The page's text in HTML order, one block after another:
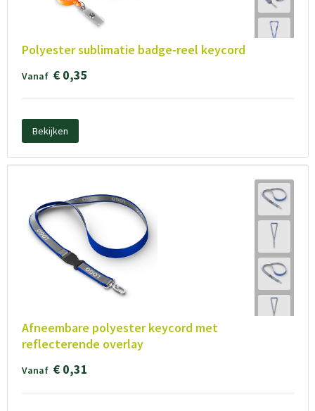
Polyester sublimatie badge‑reel keycord
Vanaf € 0,35
Bekijken
Afneembare polyester keycord met
reflecterende overlay
Vanaf € 0,31